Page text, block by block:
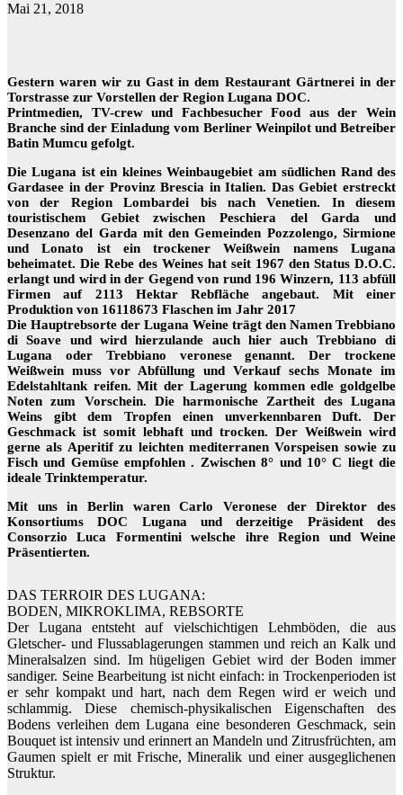
Mai 21, 2018
Gestern waren wir zu Gast in dem Restaurant Gärtnerei in der
Torstrasse zur Vorstellen der Region Lugana DOC.
Printmedien, TV-crew und Fachbesucher Food aus der Wein
Branche sind der Einladung vom Berliner Weinpilot und Betreiber
Batin Mumcu gefolgt.
Die Lugana ist ein kleines Weinbaugebiet am südlichen Rand des
Gardasee in der Provinz Brescia in Italien. Das Gebiet erstreckt
von der Region Lombardei bis nach Venetien. In diesem
touristischem Gebiet zwischen Peschiera del Garda und
Desenzano del Garda mit den Gemeinden Pozzolengo, Sirmione
und Lonato ist ein trockener Weißwein namens Lugana
beheimatet. Die Rebe des Weines hat seit 1967 den Status D.O.C.
erlangt und wird in der Gegend von rund 196 Winzern, 113 abfüll
Firmen auf 2113 Hektar Rebfläche angebaut. Mit einer
Produktion von 16118673 Flaschen im Jahr 2017
Die Hauptrebsorte der Lugana Weine trägt den Namen Trebbiano
di Soave und wird hierzulande auch hier auch Trebbiano di
Lugana oder Trebbiano veronese genannt. Der trockene
Weißwein muss vor Abfüllung und Verkauf sechs Monate im
Edelstahltank reifen. Mit der Lagerung kommen edle goldgelbe
Noten zum Vorschein. Die harmonische Zartheit des Lugana
Weins gibt dem Tropfen einen unverkennbaren Duft. Der
Geschmack ist somit lebhaft und trocken. Der Weißwein wird
gerne als Aperitif zu leichten mediterranen Vorspeisen sowie zu
Fisch und Gemüse empfohlen . Zwischen 8° und 10° C liegt die
ideale Trinktemperatur.
Mit uns in Berlin waren Carlo Veronese der Direktor des
Konsortiums DOC Lugana und derzeitige Präsident des
Consorzio Luca Formentini welsche ihre Region und Weine
Präsentierten.
DAS TERROIR DES LUGANA:
BODEN, MIKROKLIMA, REBSORTE
Der Lugana entsteht auf vielschichtigen Lehmböden, die aus
Gletscher- und Flussablagerungen stammen und reich an Kalk und
Mineralsalzen sind. Im hügeligen Gebiet wird der Boden immer
sandiger. Seine Bearbeitung ist nicht einfach: in Trockenperioden ist
er sehr kompakt und hart, nach dem Regen wird er weich und
schlammig. Diese chemisch-physikalischen Eigenschaften des
Bodens verleihen dem Lugana eine besonderen Geschmack, sein
Bouquet ist intensiv und erinnert an Mandeln und Zitrusfrüchten, am
Gaumen spielt er mit Frische, Mineralik und einer ausgeglichenen
Struktur.